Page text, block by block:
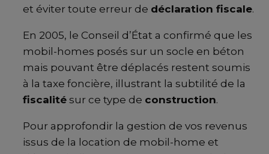
et éviter toute erreur de déclaration fiscale.
En 2005, le Conseil d’État a confirmé que les
mobil-homes posés sur un socle en béton
mais pouvant être déplacés restent soumis
à la taxe foncière, illustrant la subtilité de la
fiscalité sur ce type de construction.
Pour approfondir la gestion de vos revenus
issus de la location de mobil-home et